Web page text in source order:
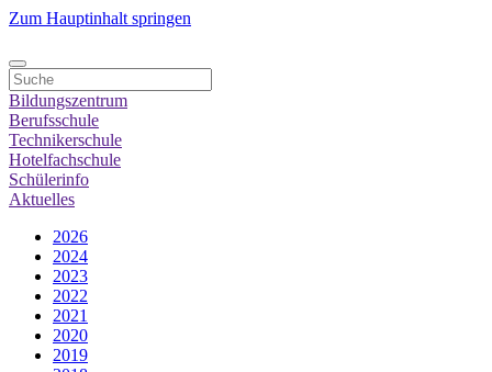
Zum Hauptinhalt springen
Bildungszentrum
Berufsschule
Technikerschule
Hotelfachschule
Schülerinfo
Aktuelles
2026
2024
2023
2022
2021
2020
2019